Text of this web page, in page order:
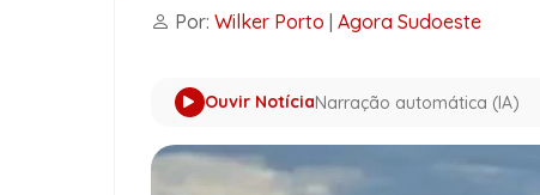
Por: Wilker Porto Agora Sudoeste
Ouvir NotíciaNarração automática (IA)